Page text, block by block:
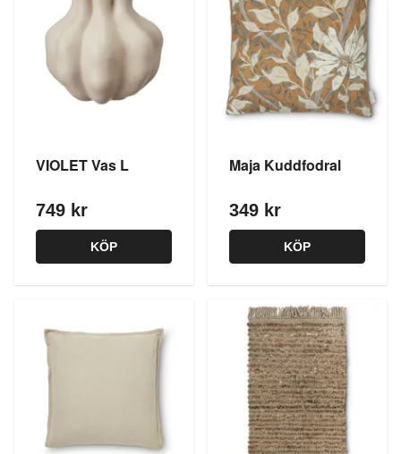
VIOLET Vas L
749 kr
KÖP
Maja Kuddfodral
349 kr
KÖP